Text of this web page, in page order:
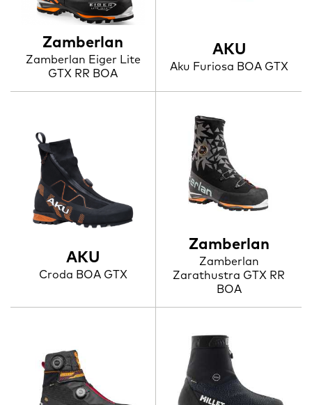
Zamberlan
Zamberlan Eiger Lite
GTX RR BOA
AKU
Aku Furiosa BOA GTX
AKU
Croda BOA GTX
Zamberlan
Zamberlan
Zarathustra GTX RR
BOA